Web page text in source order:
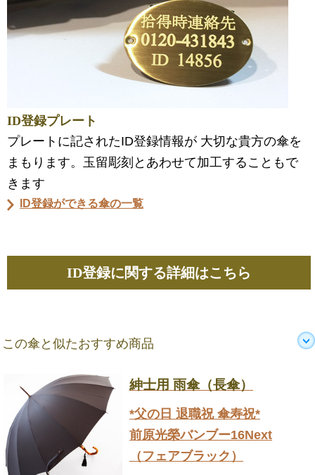
ID登録プレート
プレートに記されたID登録情報が 大切な貴方の傘を
まもります。玉留彫刻とあわせて加工することもで
きます
ID登録ができる傘の一覧
ID登録に関する詳細はこちら
この傘と似たおすすめ商品
紳士用 雨傘（長傘）
*父の日 退職祝 傘寿祝*
前原光榮バンブー16Next
（フェアブラック）